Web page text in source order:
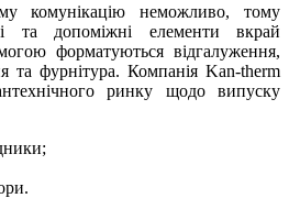
комунікацію неможливо, тому
та допоміжні елементи вкрай
форматуються відгалуження,
та фурнітура. Компанія Kan-therm
ринку щодо випуску